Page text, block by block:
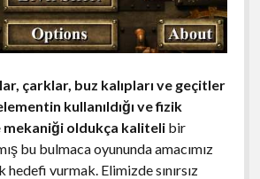
çarklar, buz kalıpları ve geçitler
kullanıldığı ve fizik
mekaniği oldukça kalitelibir
bu bulmaca oyununda amacımız
vurmak. Elimizde sınırsız